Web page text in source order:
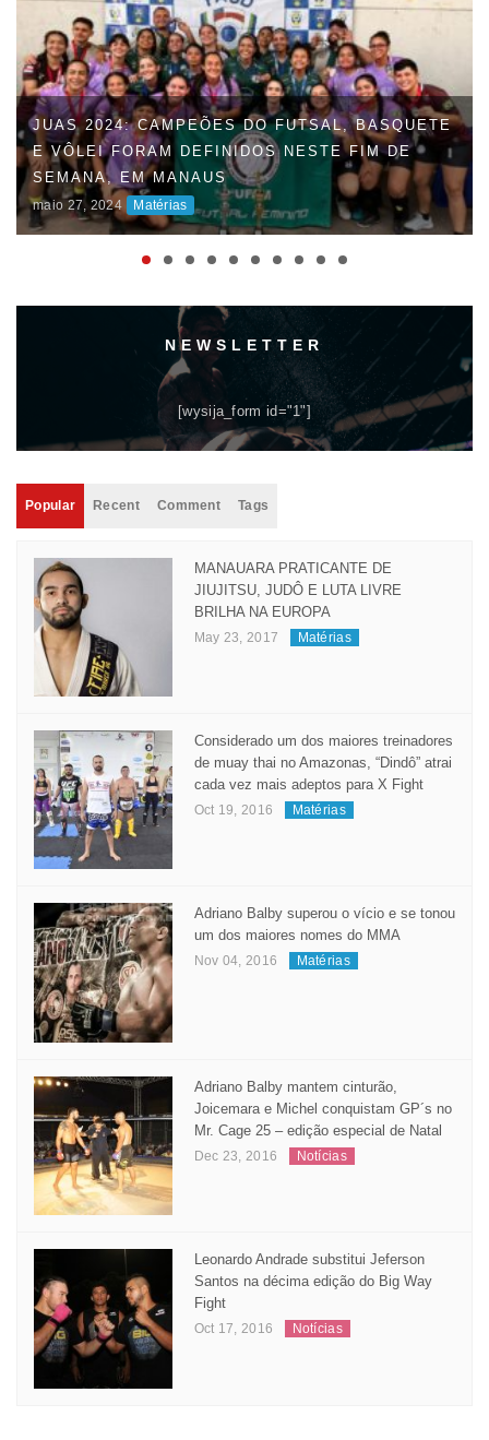
JUAS 2024: CAMPEÕES DO FUTSAL, BASQUETE
E VÔLEI FORAM DEFINIDOS NESTE FIM DE
SEMANA, EM MANAUS
maio 27, 2024 Matérias
NEWSLETTER
[wysija_form id="1"]
Popular Recent Comment Tags
MANAUARA PRATICANTE DE
JIUJITSU, JUDÔ E LUTA LIVRE
BRILHA NA EUROPA
May 23, 2017 Matérias
Considerado um dos maiores treinadores
de muay thai no Amazonas, “Dindô” atrai
cada vez mais adeptos para X Fight
Oct 19, 2016 Matérias
Adriano Balby superou o vício e se tonou
um dos maiores nomes do MMA
Nov 04, 2016 Matérias
Adriano Balby mantem cinturão,
Joicemara e Michel conquistam GP´s no
Mr. Cage 25 – edição especial de Natal
Dec 23, 2016 Notícias
Leonardo Andrade substitui Jeferson
Santos na décima edição do Big Way
Fight
Oct 17, 2016 Notícias